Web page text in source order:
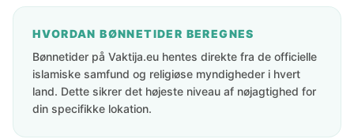
HVORDAN BØNNETIDER BEREGNES
Bønnetider på Vaktija.eu hentes direkte fra de officielle
islamiske samfund og religiøse myndigheder i hvert
land. Dette sikrer det højeste niveau af nøjagtighed for
din specifikke lokation.